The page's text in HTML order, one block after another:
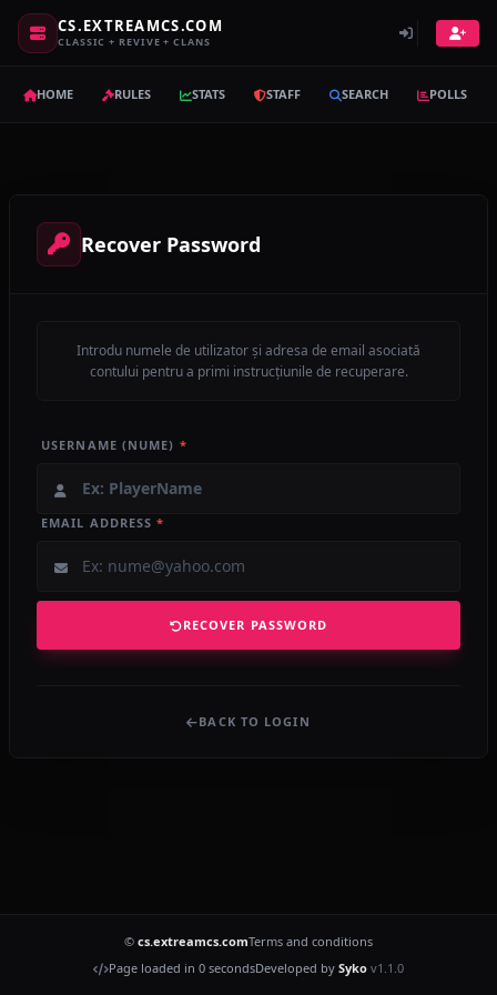
CS.EXTREAMCS.COM
CLASSIC + REVIVE + CLANS
HOME RULES STATS STAFF SEARCH POLLS
Recover Password
Introdu numele de utilizator și adresa de email asociată
contului pentru a primi instrucțiunile de recuperare.
USERNAME (NUME) *
EMAIL ADDRESS*
RECOVER PASSWORD
BACK TO LOGIN
© cs.extreamcs.comTerms and conditions
Page loaded in 0 secondsDeveloped by Syko v1.1.0